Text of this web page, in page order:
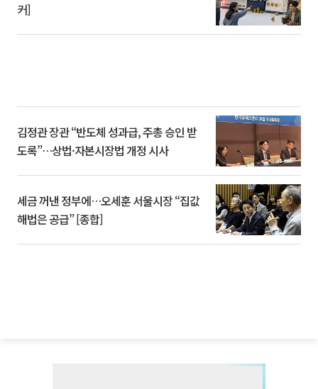
커]
김정관 장관 “반도체 성과급, 주총 승인 받
도록”…상법·자본시장법 개정 시사
세금 꺼낸 정부에…오세훈 서울시장 “집값
해법은 공급” [종합]